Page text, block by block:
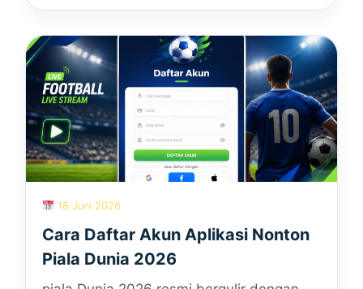
18 Juni 2026
Cara Daftar Akun Aplikasi Nonton
Piala Dunia 2026